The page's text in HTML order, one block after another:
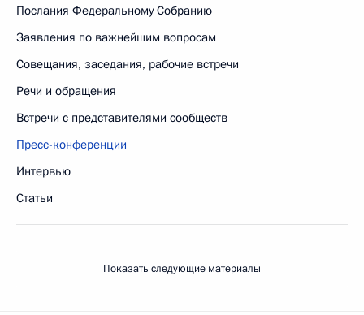
Послания Федеральному Собранию
Заявления по важнейшим вопросам
Совещания, заседания, рабочие встречи
Речи и обращения
Встречи с представителями сообществ
Пресс-конференции
Интервью
Статьи
Показать следующие материалы